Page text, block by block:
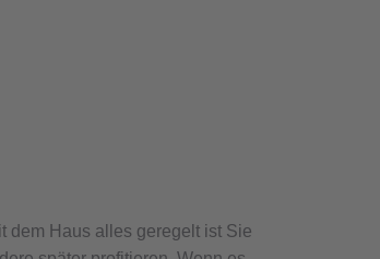
dem Haus alles geregelt ist Sie